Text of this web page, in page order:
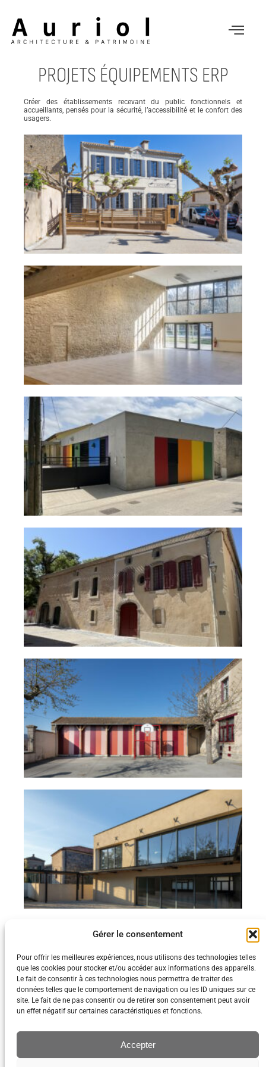
Gérer le consentement
Pour offrir les meilleures expériences, nous utilisons des technologies telles
que les cookies pour stocker et/ou accéder aux informations des appareils.
Le fait de consentir à ces technologies nous permettra de traiter des
données telles que le comportement de navigation ou les ID uniques sur ce
site. Le fait de ne pas consentir ou de retirer son consentement peut avoir
un effet négatif sur certaines caractéristiques et fonctions.
Accepter
PROJETS ÉQUIPEMENTS ERP
Créer des établissements recevant du public fonctionnels et
accueillants, pensés pour la sécurité, l’accessibilité et le confort des
usagers.